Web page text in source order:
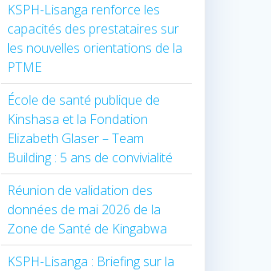
KSPH-Lisanga renforce les
capacités des prestataires sur
les nouvelles orientations de la
PTME
École de santé publique de
Kinshasa et la Fondation
Elizabeth Glaser – Team
Building : 5 ans de convivialité
Réunion de validation des
données de mai 2026 de la
Zone de Santé de Kingabwa
KSPH-Lisanga : Briefing sur la